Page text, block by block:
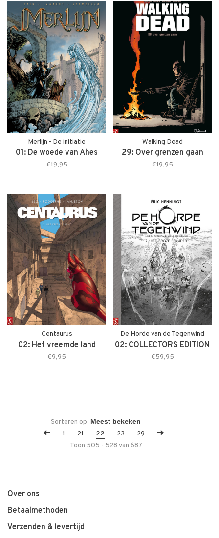
Merlijn - De initiatie
01: De woede van Ahes
€19,95
Walking Dead
29: Over grenzen gaan
€19,95
Centaurus
02: Het vreemde land
€9,95
De Horde van de Tegenwind
02: COLLECTORS EDITION
€59,95
Sorteren op:
1
21 22 23
29
Toon 505 - 528 van 687
Over ons
Betaalmethoden
Verzenden & levertijd